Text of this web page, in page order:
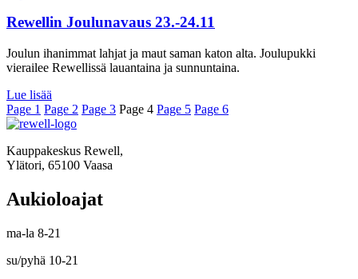
Rewellin Joulunavaus 23.-24.11
Joulun ihanimmat lahjat ja maut saman katon alta. Joulupukki
vierailee Rewellissä lauantaina ja sunnuntaina.
Lue lisää
Page 1 Page 2 Page 3 Page 4 Page 5 Page 6
Kauppakeskus Rewell,
Ylätori, 65100 Vaasa
Aukioloajat
ma-la 8-21
su/pyhä 10-21